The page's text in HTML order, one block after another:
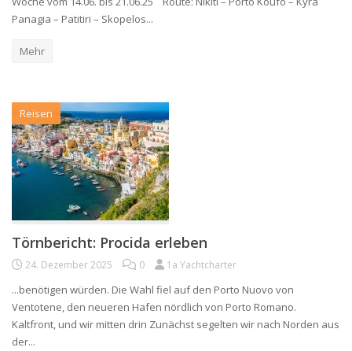
Panagia – Patitiri – Skopelos...
Mehr
Reisen
Törnbericht: Procida erleben
24. Dezember 2025 0 1a Yachtcharter
...benötigen würden. Die Wahl fiel auf den Porto Nuovo von
Ventotene, den neueren Hafen nördlich von Porto Romano.
Kaltfront, und wir mitten drin Zunächst segelten wir nach Norden aus
der...